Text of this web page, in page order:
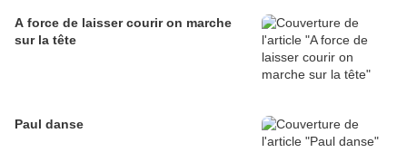
A force de laisser courir on marche
sur la tête
Paul danse